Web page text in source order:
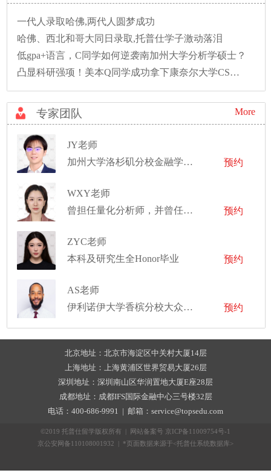
一代人录取哈佛,两代人圆梦成功
哈佛、西北和哥大同日录取,托普仕学子激动落泪
低gpa+语言，C同学如何逆袭南加州大学分析学硕士？
凸显科研强项！美本Q同学成功拿下康奈尔大学CS硕士录取！
专家团队 More
JY老师
加州大学洛杉矶分校金融学博士
预约
WXY老师
曾担任量化分析师，并曾任职于公募基金及头部券商研究所,现于一家金融机构担任商务总监
预约
ZYC老师
本科及研究生全Honor毕业
预约
AS老师
伊利诺伊大学香槟分校大众传播学学士
预约
北京地址：北京市海淀区中关村大厦14层
上海地址：上海黄浦区世界贸易大厦26层
深圳地址：深圳南山区华润置地大厦E座28层
成都地址：成都IFS国际金融中心三号楼32层
电话：400-686-9991 | 邮箱：service@topsedu.com
©2019 托普仕留学版权所有 | 网站备案号 京ICP备11009754号-1
京公安网备110108001932 | *页面数据来源于<托普仕系统数据库>